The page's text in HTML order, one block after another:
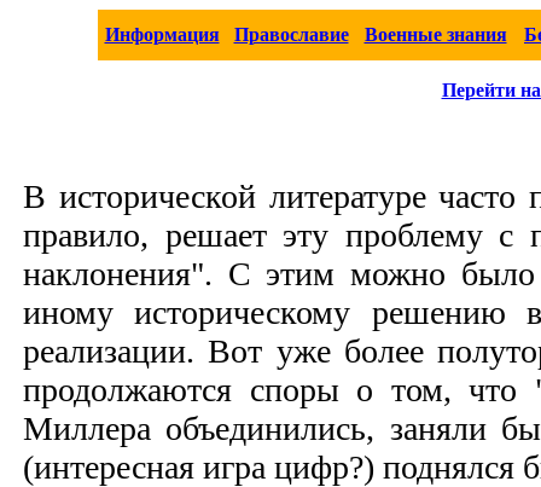
Информация Православие Военные знания
Перейти
В исторической литературе часто
правило, решает эту проблему с
наклонения". С этим можно было
иному историческому решению
реализации. Вот уже более
продолжаются споры о том,
Миллера объединились, заняли
(интересная игра цифр?)